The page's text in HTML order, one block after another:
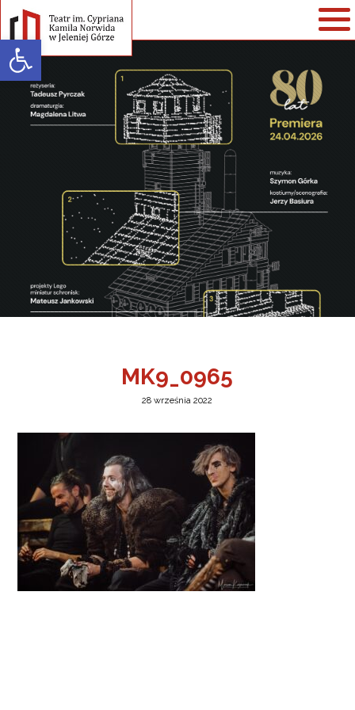
Open toolbar
Jeleniej Górze
MK9_0965
28 września 2022